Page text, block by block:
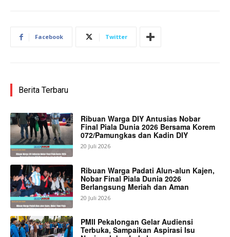
Facebook Twitter
Berita Terbaru
Ribuan Warga DIY Antusias Nobar
Final Piala Dunia 2026 Bersama Korem
072/Pamungkas dan Kadin DIY
20 Juli 2026
Ribuan Warga Padati Alun-alun Kajen,
Nobar Final Piala Dunia 2026
Berlangsung Meriah dan Aman
20 Juli 2026
PMII Pekalongan Gelar Audiensi
Terbuka, Sampaikan Aspirasi Isu